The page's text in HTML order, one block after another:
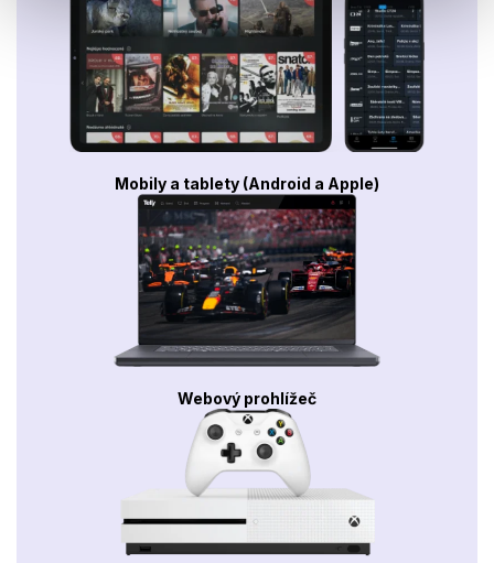
Mobily a tablety (Android a Apple)
Webový prohlížeč